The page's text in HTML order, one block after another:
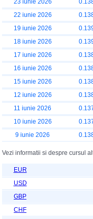
23 iunie 2026
22 iunie 2026
19 iunie 2026
18 iunie 2026
17 iunie 2026
16 iunie 2026
15 iunie 2026
12 iunie 2026
11 iunie 2026
10 iunie 2026
9 iunie 2026
Vezi informatii si despre cursul
EUR
USD
GBP
CHF